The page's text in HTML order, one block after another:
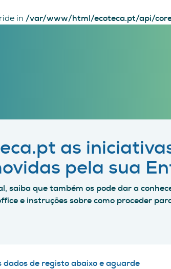
in /var/www/html/ecoteca.pt/api/
as
pela sua
saiba que também os pode dar a
e instruções sobre como proceder
de registo abaixo e aguarde